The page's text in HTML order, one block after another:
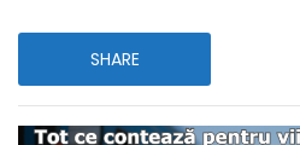
SHARE